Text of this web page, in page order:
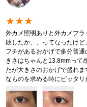
★★★
外カメ照明ありと外カメフ
敗したか、、ってなったけ
フチがあるおかげで多分普
きさはちゃんと13.8mmって
たが大きさのおかげで盛れ
なものを求める時にピッタリ